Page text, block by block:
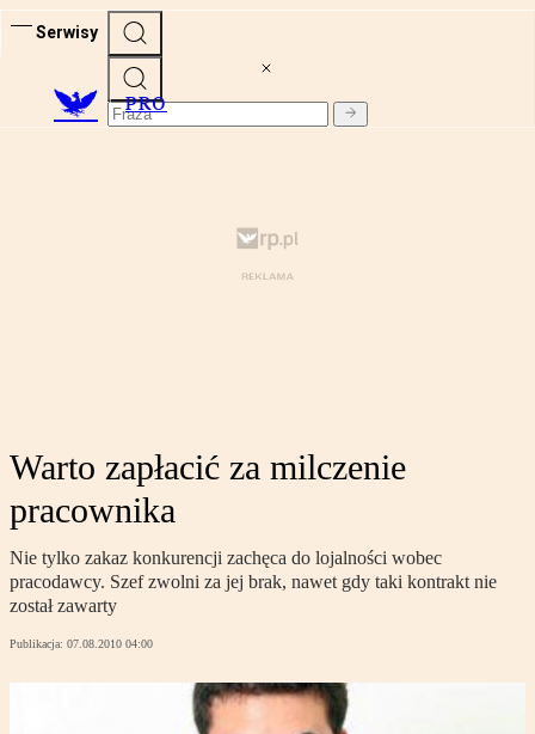
Serwisy
PRO
Warto zapłacić za milczenie
pracownika
Nie tylko zakaz konkurencji zachęca do lojalności wobec
pracodawcy. Szef zwolni za jej brak, nawet gdy taki kontrakt nie
został zawarty
Publikacja: 07.08.2010 04:00